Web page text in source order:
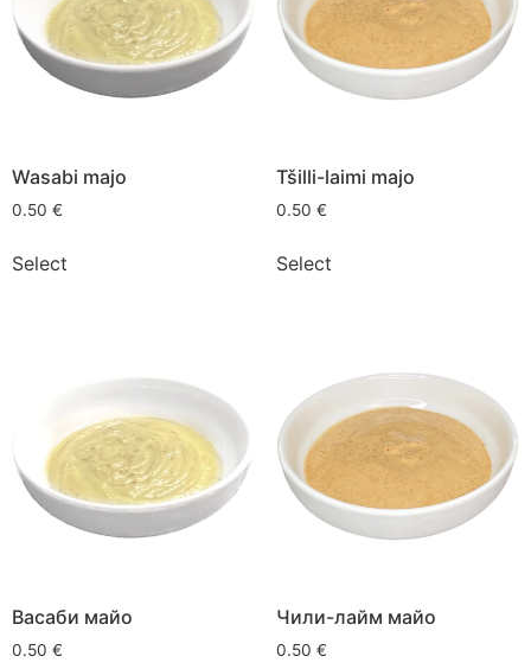
Wasabi majo
0.50 €
Select
Tšilli-laimi majo
0.50 €
Select
Васаби майо
0.50 €
Чили-лайм майо
0.50 €